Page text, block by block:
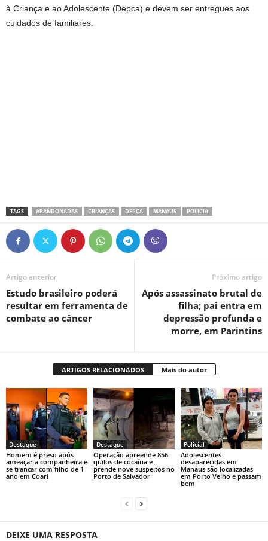
à Criança e ao Adolescente (Depca) e devem ser entregues aos
cuidados de familiares.
TAGS ABANDONADAS CRIANÇAS DEPCA MANAUS POLICIA
Artigo anterior
Estudo brasileiro poderá
resultar em ferramenta de
combate ao câncer
Próximo artigo
Após assassinato brutal de
filha; pai entra em
depressão profunda e
morre, em Parintins
ARTIGOS RELACIONADOS Mais do autor
Destaque
Homem é preso após
ameaçar a companheira e
se trancar com filho de 1
ano em Coari
Destaque
Operação apreende 856
quilos de cocaína e
prende nove suspeitos no
Porto de Salvador
Policial
Adolescentes
desaparecidas em
Manaus são localizadas
em Porto Velho e passam
bem
DEIXE UMA RESPOSTA